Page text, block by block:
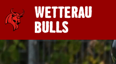
WETTERAU
BULLS